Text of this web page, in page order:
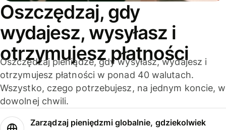
Oszczędzaj, gdy
wydajesz, wysyłasz i
otrzymujesz płatności
Oszczędzaj pieniądze, gdy wysyłasz, wydajesz i
otrzymujesz płatności w ponad 40 walutach.
Wszystko, czego potrzebujesz, na jednym koncie, w
dowolnej chwili.
Zarządzaj pieniędzmi globalnie, gdziekolwiek